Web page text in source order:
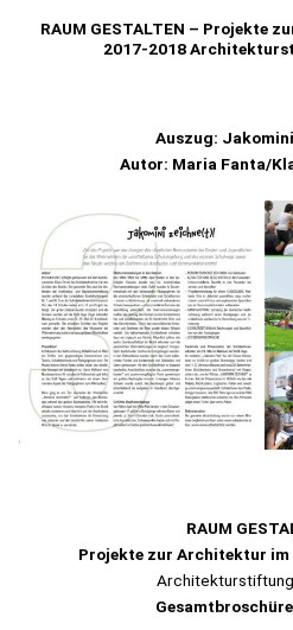
RAUM GESTALTEN – Projekte
2017-2018
Auszug:
Autor: Maria Fanta/
RAUM
Projekte zur Architektur im
Gesamtbroschüre